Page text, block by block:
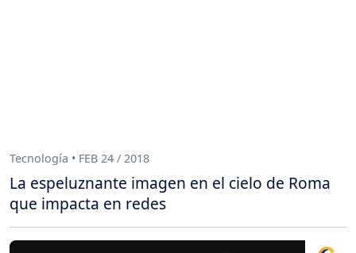
Tecnología • FEB 24 / 2018
La espeluznante imagen en el cielo de Roma
que impacta en redes